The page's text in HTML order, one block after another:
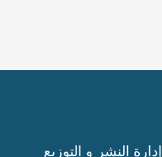
إدارة النشر و التوزيع